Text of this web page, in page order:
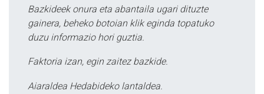
Bazkideek onura eta abantaila ugari dituzte
gainera, beheko botoian klik eginda topatuko
duzu informazio hori guztia.
Faktoria izan, egin zaitez bazkide.
Aiaraldea Hedabideko lantaldea.